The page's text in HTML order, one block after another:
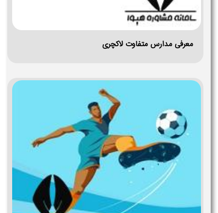
معرفی مدارس متفاوت لاکچری